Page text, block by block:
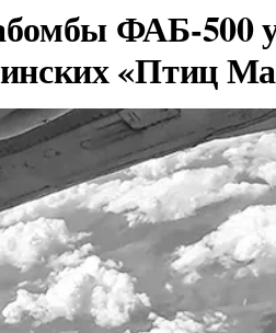
ФАБ-500
«Птиц